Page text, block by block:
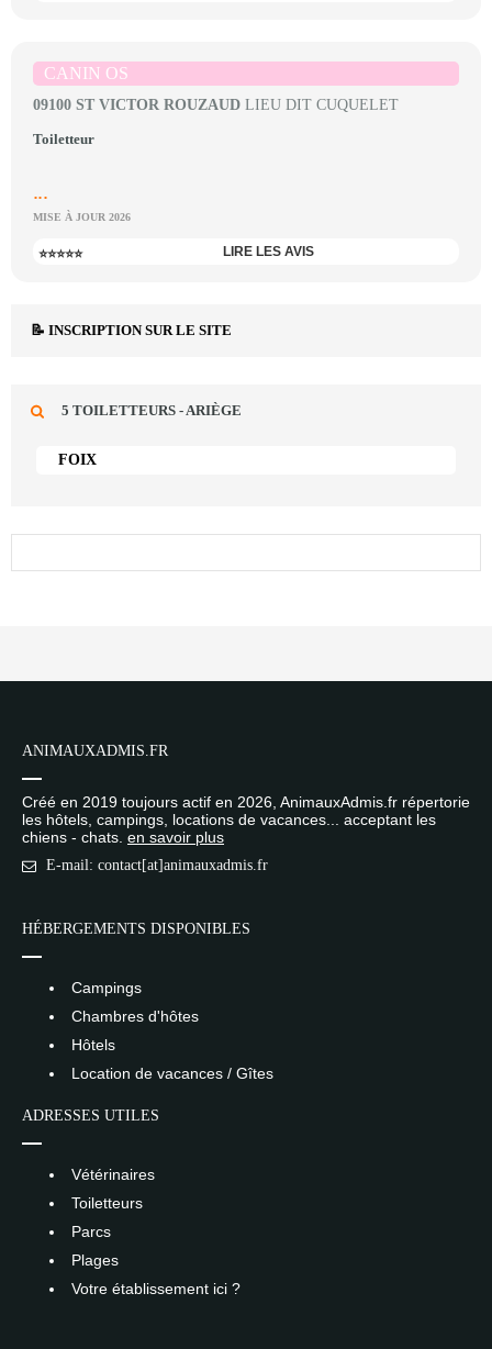
CANIN OS
09100 ST VICTOR ROUZAUD LIEU DIT CUQUELET
Toiletteur
...
MISE À JOUR 2026
⭐⭐⭐⭐⭐ LIRE LES AVIS
📝 INSCRIPTION SUR LE SITE
5 TOILETTEURS - ARIÈGE
FOIX
ANIMAUXADMIS.FR
Créé en 2019 toujours actif en 2026, AnimauxAdmis.fr répertorie
les hôtels, campings, locations de vacances... acceptant les
chiens - chats. en savoir plus
E-mail: contact[at]animauxadmis.fr
HÉBERGEMENTS DISPONIBLES
Campings
Chambres d'hôtes
Hôtels
Location de vacances / Gîtes
ADRESSES UTILES
Vétérinaires
Toiletteurs
Parcs
Plages
Votre établissement ici ?